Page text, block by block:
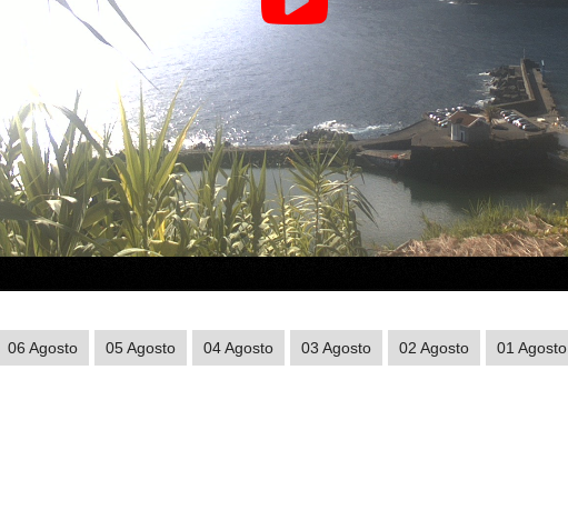
06 Agosto 05 Agosto 04 Agosto 03 Agosto 02 Agosto 01 Agosto